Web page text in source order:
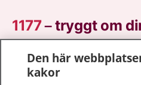
1177–tryggt om
På 1177.se får du råd om
sjukdomar och vilka
Den här
kakor